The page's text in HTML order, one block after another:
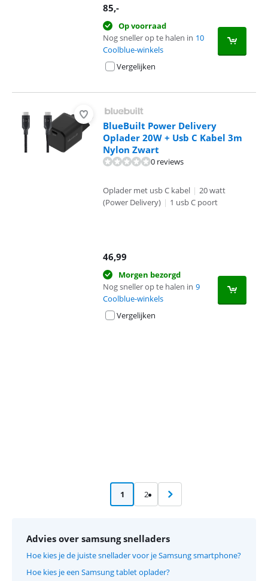
85,-
Op voorraad
Nog sneller op te halen in 10
Coolblue-winkels
Vergelijken
BlueBuilt Power Delivery
Oplader 20W + Usb C Kabel 3m
Nylon Zwart
0 reviews
Oplader met usb C kabel | 20 watt
(Power Delivery) | 1 usb C poort
46,99
Morgen bezorgd
Nog sneller op te halen in 9
Coolblue-winkels
Vergelijken
1 2
Advies over samsung snelladers
Hoe kies je de juiste snellader voor je Samsung smartphone?
Hoe kies je een Samsung tablet oplader?